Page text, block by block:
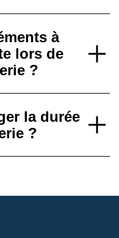
à
lors de
?
la durée
?